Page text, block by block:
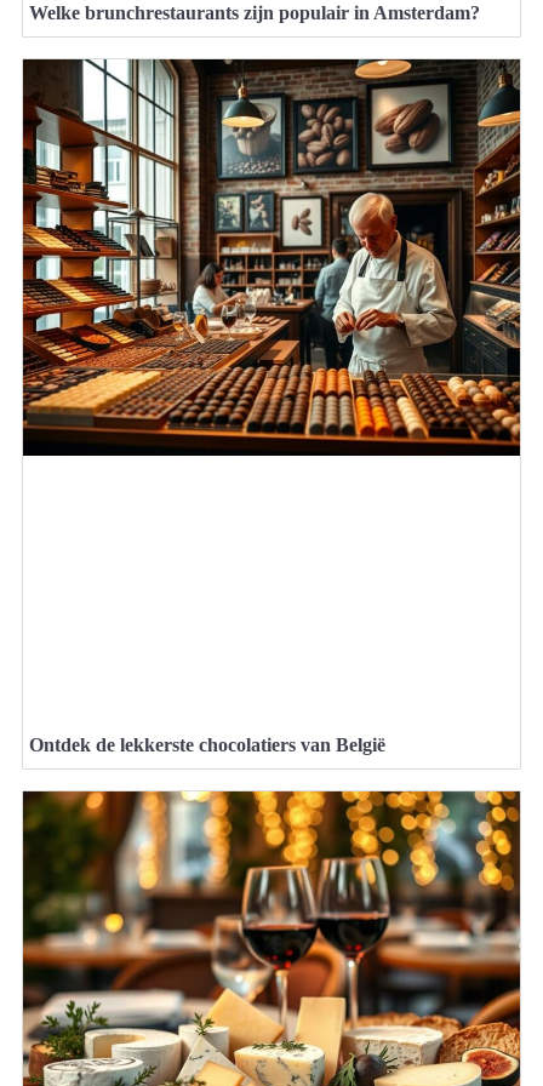
Welke brunchrestaurants zijn populair in Amsterdam?
Ontdek de lekkerste chocolatiers van België